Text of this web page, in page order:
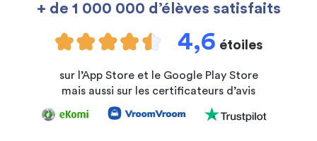
+ de 1 000 000 d’élèves satisfaits
4,6 étoiles
sur l’App Store et le Google Play Store
mais aussi sur les certificateurs d’avis